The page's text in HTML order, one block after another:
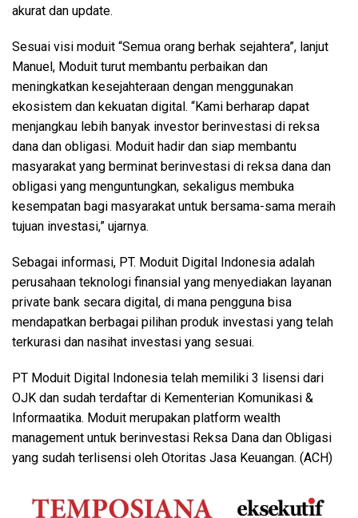
akurat dan update.
Sesuai visi moduit “Semua orang berhak sejahtera”, lanjut
Manuel, Moduit turut membantu perbaikan dan
meningkatkan kesejahteraan dengan menggunakan
ekosistem dan kekuatan digital. “Kami berharap dapat
menjangkau lebih banyak investor berinvestasi di reksa
dana dan obligasi. Moduit hadir dan siap membantu
masyarakat yang berminat berinvestasi di reksa dana dan
obligasi yang menguntungkan, sekaligus membuka
kesempatan bagi masyarakat untuk bersama-sama meraih
tujuan investasi,” ujarnya.
Sebagai informasi, PT. Moduit Digital Indonesia adalah
perusahaan teknologi finansial yang menyediakan layanan
private bank secara digital, di mana pengguna bisa
mendapatkan berbagai pilihan produk investasi yang telah
terkurasi dan nasihat investasi yang sesuai.
PT Moduit Digital Indonesia telah memiliki 3 lisensi dari
OJK dan sudah terdaftar di Kementerian Komunikasi &
Informaatika. Moduit merupakan platform wealth
management untuk berinvestasi Reksa Dana dan Obligasi
yang sudah terlisensi oleh Otoritas Jasa Keuangan. (ACH)